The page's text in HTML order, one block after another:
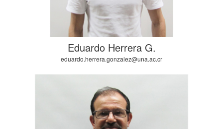
Eduardo Herrera G.
eduardo.herrera.gonzalez@una.ac.cr